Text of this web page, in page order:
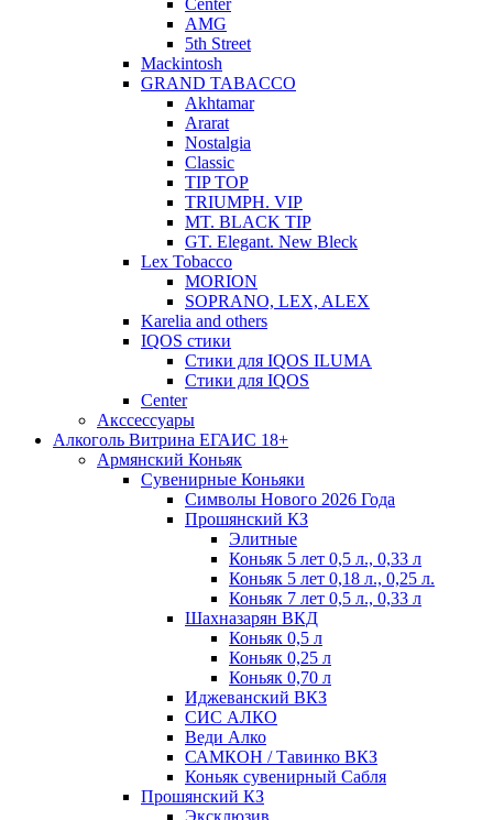
Center
AMG
5th Street
Mackintosh
GRAND TABACCO
Akhtamar
Ararat
Nostalgia
Classic
TIP TOP
TRIUMPH. VIP
MT. BLACK TIP
GT. Elegant. New Bleck
Lex Tobacco
MORION
SOPRANO, LEX, ALEX
Karelia and others
IQOS стики
Стики для IQOS ILUMA
Стики для IQOS
Сenter
Акссессуары
Алкоголь Витрина ЕГАИС 18+
Армянский Коньяк
Сувенирные Коньяки
Символы Нового 2026 Года
Прошянский КЗ
Элитные
Коньяк 5 лет 0,5 л., 0,33 л
Коньяк 5 лет 0,18 л., 0,25 л.
Коньяк 7 лет 0,5 л., 0,33 л
Шахназарян ВКД
Коньяк 0,5 л
Коньяк 0,25 л
Коньяк 0,70 л
Иджеванский ВКЗ
СИС АЛКО
Веди Алко
САМКОН / Тавинко ВКЗ
Коньяк сувенирный Сабля
Прошянский КЗ
Эксклюзив